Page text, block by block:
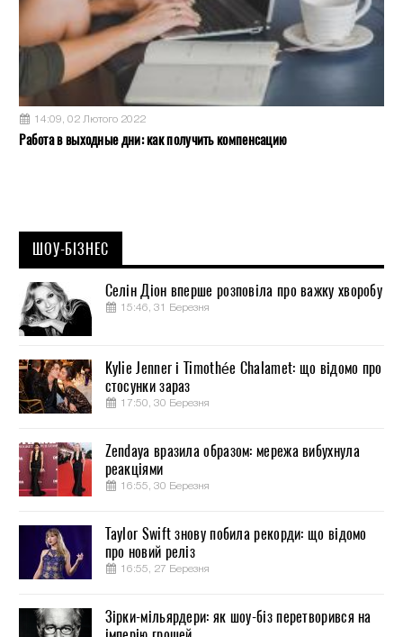
14:09, 02 Лютого 2022
Работа в выходные дни: как получить компенсацию
ШОУ-БІЗНЕС
Селін Діон вперше розповіла про важку хворобу
15:46, 31 Березня
Kylie Jenner і Timothée Chalamet: що відомо про
стосунки зараз
17:50, 30 Березня
Zendaya вразила образом: мережа вибухнула
реакціями
16:55, 30 Березня
Taylor Swift знову побила рекорди: що відомо
про новий реліз
16:55, 27 Березня
Зірки-мільярдери: як шоу-біз перетворився на